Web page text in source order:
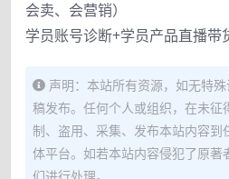
会卖、会营销）
学员账号诊断+学员产品直播带
声明：本站所有资源，如无特
稿发布。任何个人或组织，在未征
制、盗用、采集、发布本站内容到
体平台。如若本站内容侵犯了原著